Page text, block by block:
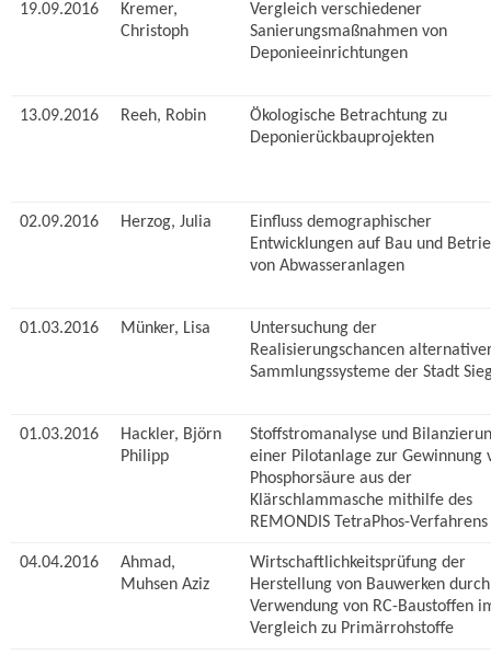
19.09.2016
Kremer,
Christoph
Vergleich verschiedener
Sanierungsmaßnahmen von
Deponieeinrichtungen
13.09.2016 Reeh, Robin
Ökologische Betrachtung zu
Deponierückbauprojekten
02.09.2016 Herzog, Julia
Einfluss demographischer
Entwicklungen auf Bau und
von Abwasseranlagen
01.03.2016 Münker, Lisa
Untersuchung der
Realisierungschancen
Sammlungssysteme der Stadt
01.03.2016
Hackler, Björn
Philipp
Stoffstromanalyse und
einer Pilotanlage zur Gewinnung
Phosphorsäure aus der
Klärschlammasche mithilfe des
REMONDIS TetraPhos-Verfahrens
04.04.2016
Ahmad,
Muhsen Aziz
Wirtschaftlichkeitsprüfung der
Herstellung von Bauwerken durch
Verwendung von RC-Baustoffen
Vergleich zu Primärrohstoffe